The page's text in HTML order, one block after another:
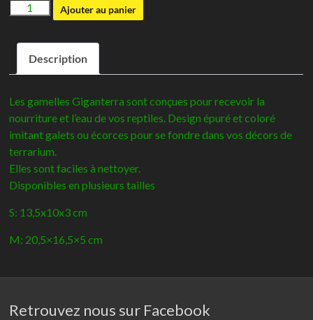
quantité
Gamelle
roche
-
Ajouter au panier
Description
Les gamelles Giganterra sont conçues pour recevoir la
nourriture et l’eau de vos reptiles. Design épuré et coloré
imitant galets ou écorces pour se fondre dans vos décors de
terrarium.
Elles sont faciles à nettoyer.
Disponibles en plusieurs tailles
S: 13,5x10x3 cm
M: 20,5×16,5×5 cm
Retrouvez nous sur Facebook